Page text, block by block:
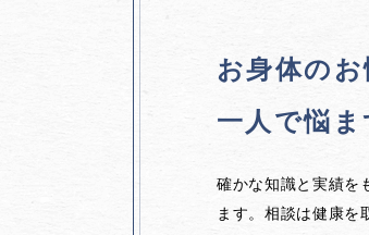
お身体の
一人で悩ま
確かな知識と実績を
ます。相談は健康を